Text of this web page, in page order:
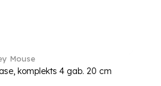
Mouse
komplekts 4 gab. 20 cm